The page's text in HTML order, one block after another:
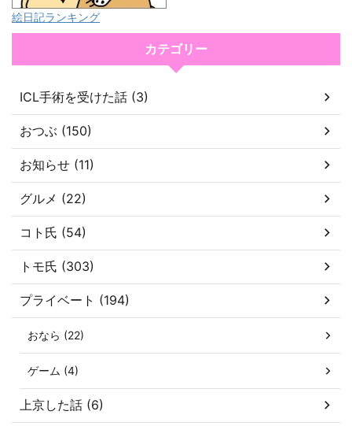
絵日記ランキング
カテゴリー
ICL手術を受けた話 (3)
おつぶ (150)
お知らせ (11)
グルメ (22)
コト氏 (54)
トモ氏 (303)
プライベート (194)
おなら (22)
ゲーム (4)
上京した話 (6)